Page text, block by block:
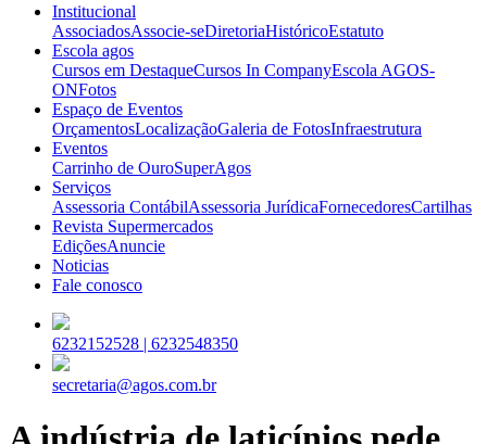
Institucional
AssociadosAssocie-seDiretoriaHistóricoEstatuto
Escola agos
Cursos em DestaqueCursos In CompanyEscola AGOS-
ONFotos
Espaço de Eventos
OrçamentosLocalizaçãoGaleria de FotosInfraestrutura
Eventos
Carrinho de OuroSuperAgos
Serviços
Assessoria ContábilAssessoria JurídicaFornecedoresCartilhas
Revista Supermercados
EdiçõesAnuncie
Noticias
Fale conosco
6232152528 | 6232548350
secretaria@agos.com.br